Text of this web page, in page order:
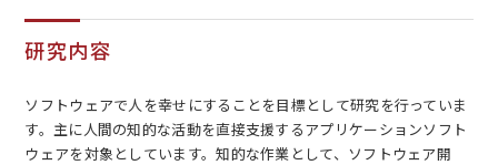
研究内容
ソフトウェアで人を幸せにすることを目標として研究を行っていま
す。主に人間の知的な活動を直接支援するアプリケーションソフト
ウェアを対象としています。知的な作業として、ソフトウェア開